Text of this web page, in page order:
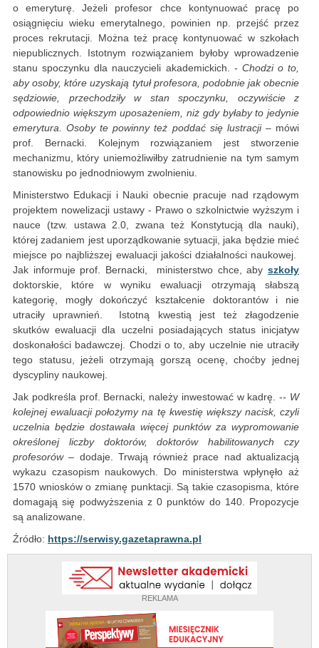
REKLAMA
o emeryturę. Jeżeli profesor chce kontynuować pracę po
osiągnięciu wieku emerytalnego, powinien np. przejść przez
proces rekrutacji. Można też pracę kontynuować w szkołach
niepublicznych. Istotnym rozwiązaniem byłoby wprowadzenie
stanu spoczynku dla nauczycieli akademickich. - Chodzi o to,
aby osoby, które uzyskają tytuł profesora, podobnie jak obecnie
sędziowie, przechodziły w stan spoczynku, oczywiście z
odpowiednio większym uposażeniem, niż gdy byłaby to jedynie
emerytura. Osoby te powinny też poddać się lustracji –mówi
prof. Bernacki. Kolejnym rozwiązaniem jest stworzenie
mechanizmu, który uniemożliwiłby zatrudnienie na tym samym
stanowisku po jednodniowym zwolnieniu.
Ministerstwo Edukacji i Nauki obecnie pracuje nad rządowym
projektem nowelizacji ustawy - Prawo o szkolnictwie wyższym i
nauce (tzw. ustawa 2.0, zwana też Konstytucją dla nauki),
której zadaniem jest uporządkowanie sytuacji, jaka będzie mieć
miejsce po najbliższej ewaluacji jakości działalności naukowej.
Jak informuje prof. Bernacki, ministerstwo chce, aby szkoły
doktorskie, które w wyniku ewaluacji otrzymają słabszą
kategorię, mogły dokończyć kształcenie doktorantów i nie
utraciły uprawnień. Istotną kwestią jest też złagodzenie
skutków ewaluacji dla uczelni posiadających status inicjatyw
doskonałości badawczej. Chodzi o to, aby uczelnie nie utraciły
tego statusu, jeżeli otrzymają gorszą ocenę, choćby jednej
dyscypliny naukowej.
Jak podkreśla prof. Bernacki, należy inwestować w kadrę. -- W
kolejnej ewaluacji położymy na tę kwestię większy nacisk, czyli
uczelnia będzie dostawała więcej punktów za wypromowanie
określonej liczby doktorów, doktorów habilitowanych czy
profesorów – dodaje. Trwają również prace nad aktualizacją
wykazu czasopism naukowych. Do ministerstwa wpłynęło aż
1570 wniosków o zmianę punktacji. Są takie czasopisma, które
domagają się podwyższenia z 0 punktów do 140. Propozycje
są analizowane.
Źródło: https://serwisy.gazetaprawna.pl